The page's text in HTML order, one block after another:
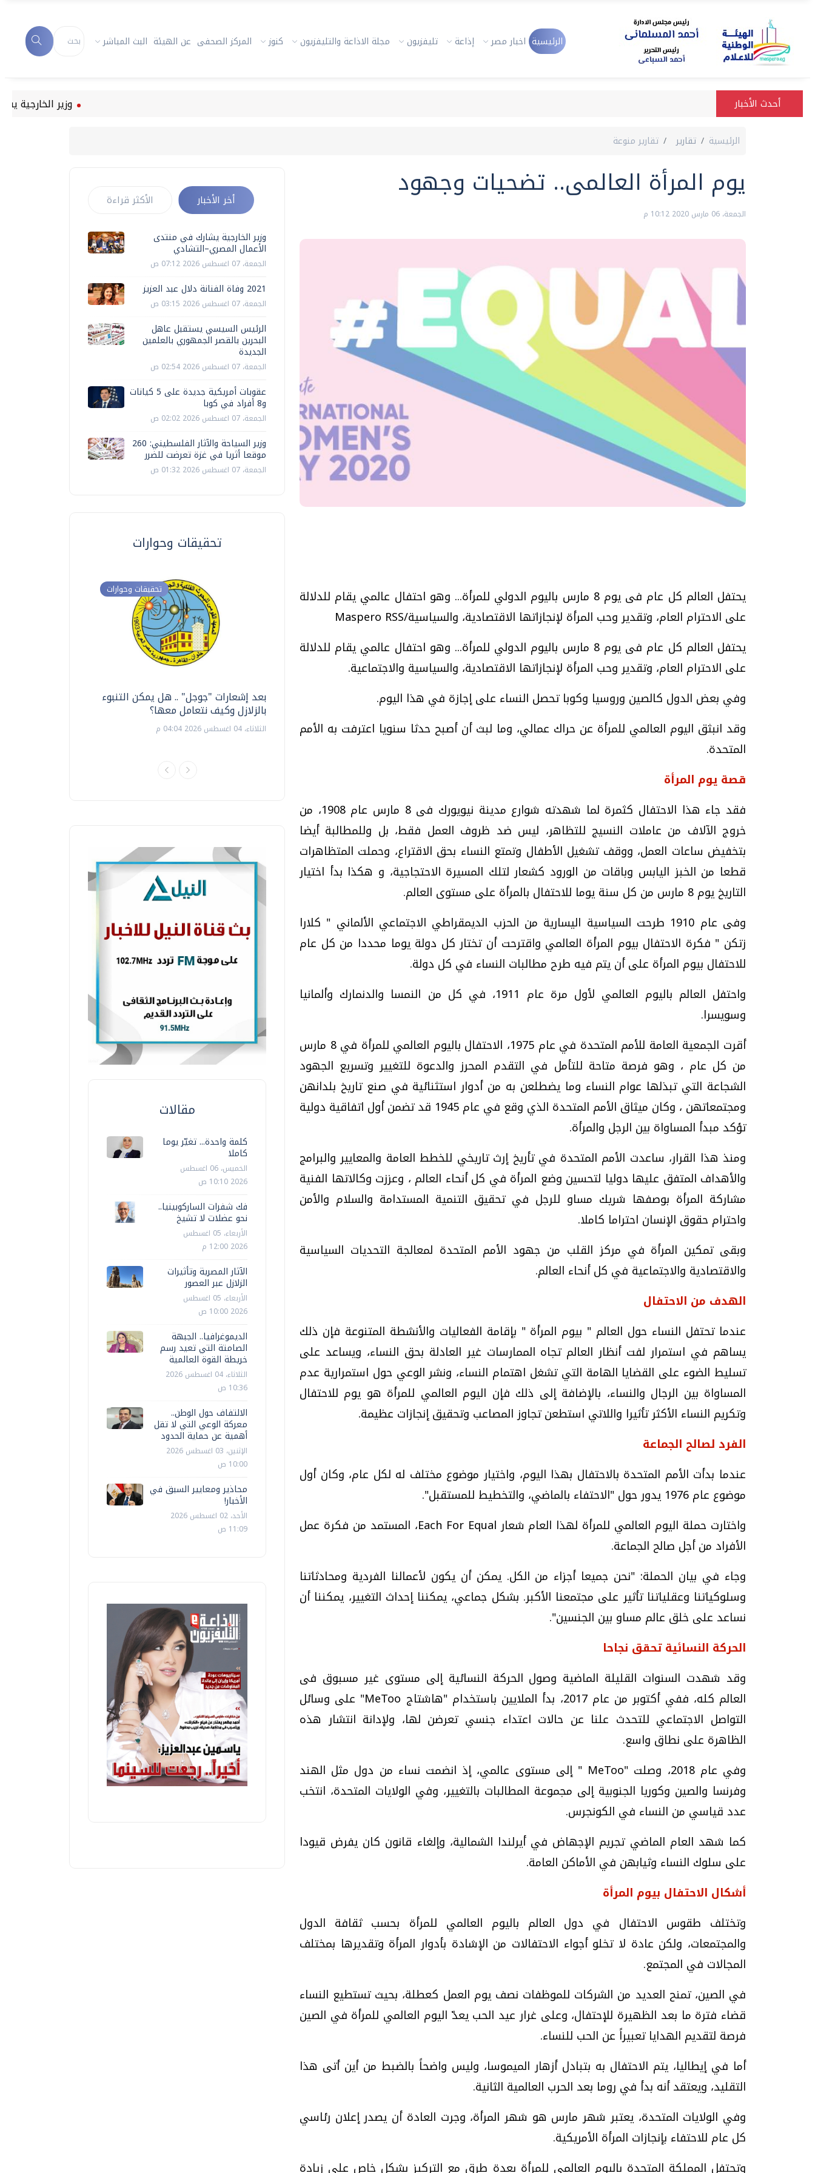
الرئيسية اخبار مصر إذاعة تليفزيون مجلة الاذاعة والتليفزيون كنوز المركز الصحفى عن الهيئة البث المباشر
أحدث الأخبار وزير الخارجية يشارك في
الرئيسية تقارير تقارير منوعة
يوم المرأة العالمى.. تضحيات وجهود
الجمعة، 06 مارس 2020 10:12 م
يحتفل العالم كل عام فى يوم 8 مارس باليوم الدولي للمرأة... وهو احتفال عالمي يقام للدلالة
على الاحترام العام، وتقدير وحب المرأة لإنجازاتها الاقتصادية، والسياسية/Maspero RSS
يحتفل العالم كل عام فى يوم 8 مارس باليوم الدولي للمرأة... وهو احتفال عالمي يقام للدلالة
على الاحترام العام، وتقدير وحب المرأة لإنجازاتها الاقتصادية، والسياسية والاجتماعية.
وفي بعض الدول كالصين وروسيا وكوبا تحصل النساء على إجازة في هذا اليوم.
وقد انبثق اليوم العالمي للمرأة عن حراك عمالي، وما لبث أن أصبح حدثا سنويا اعترفت به الأمم
المتحدة.
قصة يوم المرأة
فقد جاء هذا الاحتفال كثمرة لما شهدته شوارع مدينة نيويورك فى 8 مارس عام 1908، من
خروج الآلاف من عاملات النسيج للتظاهر، ليس ضد ظروف العمل فقط، بل وللمطالبة أيضا
بتخفيض ساعات العمل، ووقف تشغيل الأطفال وتمتع النساء بحق الاقتراع، وحملت المتظاهرات
قطعا من الخبز اليابس وباقات من الورود كشعار لتلك المسيرة الاحتجاجية، و هكذا بدأ اختيار
التاريخ يوم 8 مارس من كل سنة يوما للاحتفال بالمرأة على مستوى العالم.
وفى عام 1910 طرحت السياسية اليسارية من الحزب الديمقراطي الاجتماعي الألماني " كلارا
زتكن " فكرة الاحتفال بيوم المرأة العالمي واقترحت أن تختار كل دولة يوما محددا من كل عام
للاحتفال بيوم المرأة على أن يتم فيه طرح مطالبات النساء في كل دولة.
واحتفل العالم باليوم العالمي لأول مرة عام 1911، في كل من النمسا والدنمارك وألمانيا
وسويسرا.
أقرت الجمعية العامة للأمم المتحدة في عام 1975، الاحتفال باليوم العالمي للمرأة في 8 مارس
من كل عام ، وهو فرصة متاحة للتأمل في التقدم المحرز والدعوة للتغيير وتسريع الجهود
الشجاعة التي تبذلها عوام النساء وما يضطلعن به من أدوار استثنائية في صنع تاريخ بلدانهن
ومجتمعاتهن ، وكان ميثاق الأمم المتحدة الذي وقع في عام 1945 قد تضمن أول اتفاقية دولية
تؤكد مبدأ المساواة بين الرجل والمرأة.
ومنذ هذا القرار، ساعدت الأمم المتحدة في تأريخ إرث تاريخي للخطط العامة والمعايير والبرامج
والأهداف المتفق عليها دوليا لتحسين وضع المرأة في كل أنحاء العالم ، وعززت وكالاتها الفنية
مشاركة المرأة بوصفها شريك مساو للرجل في تحقيق التنمية المستدامة والسلام والأمن
واحترام حقوق الإنسان احتراما كاملا.
وبقى تمكين المرأة في مركز القلب من جهود الأمم المتحدة لمعالجة التحديات السياسية
والاقتصادية والاجتماعية في كل أنحاء العالم.
الهدف من الاحتفال
عندما تحتفل النساء حول العالم " بيوم المرأة " بإقامة الفعاليات والأنشطة المتنوعة فإن ذلك
يساهم في استمرار لفت أنظار العالم تجاه الممارسات غير العادلة بحق النساء، ويساعد على
تسليط الضوء على القضايا الهامة التي تشغل اهتمام النساء، ونشر الوعي حول استمرارية عدم
المساواة بين الرجال والنساء، بالإضافة إلى ذلك فإن اليوم العالمي للمرأة هو يوم للاحتفال
وتكريم النساء الأكثر تأثيرا واللاتي استطعن تجاوز المصاعب وتحقيق إنجازات عظيمة.
الفرد لصالح الجماعة
عندما بدأت الأمم المتحدة بالاحتفال بهذا اليوم، واختيار موضوع مختلف له لكل عام، وكان أول
موضوع عام 1976 يدور حول "الاحتفاء بالماضي، والتخطيط للمستقبل".
واختارت حملة اليوم العالمي للمرأة لهذا العام شعار Each For Equal، المستمد من فكرة عمل
الأفراد من أجل صالح الجماعة.
وجاء في بيان الحملة: "نحن جميعا أجزاء من الكل. يمكن أن يكون لأعمالنا الفردية ومحادثاتنا
وسلوكياتنا وعقلياتنا تأثير على مجتمعنا الأكبر. بشكل جماعي، يمكننا إحداث التغيير، يمكننا أن
نساعد على خلق عالم مساو بين الجنسين".
الحركة النسائية تحقق نجاحا
وقد شهدت السنوات القليلة الماضية وصول الحركة النسائية إلى مستوى غير مسبوق فى
العالم كله، ففي أكتوبر من عام 2017، بدأ الملايين باستخدام "هاشتاج MeToo" على وسائل
التواصل الاجتماعي للتحدث علنا عن حالات اعتداء جنسي تعرضن لها، ولإدانة انتشار هذه
الظاهرة على نطاق واسع.
وفي عام 2018، وصلت "MeToo " إلى مستوى عالمي، إذ انضمت نساء من دول مثل الهند
وفرنسا والصين وكوريا الجنوبية إلى مجموعة المطالبات بالتغيير، وفي الولايات المتحدة، انتخب
عدد قياسي من النساء في الكونجرس.
كما شهد العام الماضي تجريم الإجهاض في أيرلندا الشمالية، وإلغاء قانون كان يفرض قيودا
على سلوك النساء وثيابهن في الأماكن العامة.
أشكال الاحتفال بيوم المرأة
وتختلف طقوس الاحتفال في دول العالم باليوم العالمي للمرأة بحسب ثقافة الدول
والمجتمعات، ولكن عادة لا تخلو أجواء الاحتفالات من الإشادة بأدوار المرأة وتقديرها بمختلف
المجالات في المجتمع.
في الصين، تمنح العديد من الشركات للموظفات نصف يوم العمل كعطلة، بحيث تستطيع النساء
قضاء فترة ما بعد الظهيرة للإحتفال، وعلى غرار عيد الحب يعدّ اليوم العالمي للمرأة في الصين
فرصة لتقديم الهدايا تعبيراً عن الحب للنساء.
أما في إيطاليا، يتم الاحتفال به بتبادل أزهار الميموسا، وليس واضحاً بالضبط من أين أتى هذا
التقليد، ويعتقد أنه بدأ في روما بعد الحرب العالمية الثانية.
وفي الولايات المتحدة، يعتبر شهر مارس هو شهر المرأة، وجرت العادة أن يصدر إعلان رئاسي
كل عام للاحتفاء بإنجازات المرأة الأمريكية.
وتحتفل المملكة المتحدة باليوم العالمي للمرأة بعدة طرق مع التركيز بشكل خاص على زيادة
أخر الأخبار الأكثر قراءة
وزير الخارجية يشارك في منتدى
الأعمال المصري–التشادي
الجمعة، 07 اغسطس 2026 07:12 ص
2021 وفاة الفنانة دلال عبد العزيز
الجمعة، 07 اغسطس 2026 03:15 ص
الرئيس السيسي يستقبل عاهل
البحرين بالقصر الجمهوري بالعلمين
الجديدة
الجمعة، 07 اغسطس 2026 02:54 ص
عقوبات أمريكية جديدة على 5 كيانات
و8 أفراد في كوبا
الجمعة، 07 اغسطس 2026 02:02 ص
وزير السياحة والآثار الفلسطيني: 260
موقعا أثريا في غزة تعرضت للضرر
الجمعة، 07 اغسطس 2026 01:32 ص
تحقيقات وحوارات
تحقيقات وحوارات
بعد إشعارات "جوجل" .. هل يمكن التنبوء
بالزلازل وكيف نتعامل معها؟
الثلاثاء، 04 اغسطس 2026 04:04 م
تحقيقات وحوارات
دليلك للتنسيق الجامعي .. تساؤلات
وإجابات
السبت، 01 اغسطس 2026 10:25 ص
تحقيقات وحوارات
فيديو.. الإعلام الرقمي.. تقنيات واعدة
وتحديات هائلة
الخميس، 30 يوليو 2026 01:09 م
تحقيقات وحوارات
موجات الطقس الساخنة.. لماذا تحدث وكيف
مقالات
كلمة واحدة... تغيّر يوما
كاملا
الخميس، 06 اغسطس
2026 10:10 ص
فك شفرات الساركوبينيا..
نحو عضلات لا تشيخ
الأربعاء، 05 اغسطس
2026 12:00 م
الآثار المصرية وتأثيرات
الزلازل عبر العصور
الأربعاء، 05 اغسطس
2026 10:00 ص
الديموغرافيا.. الجبهة
الصامتة التي تعيد رسم
خريطة القوة العالمية
الثلاثاء، 04 اغسطس 2026
10:36 ص
الالتفاف حول الوطن..
معركة الوعي التي لا تقل
أهمية عن حماية الحدود
الإثنين، 03 اغسطس 2026
10:00 ص
محاذير ومعايير السبق في
الأخبار!
الأحد، 02 اغسطس 2026
11:09 ص